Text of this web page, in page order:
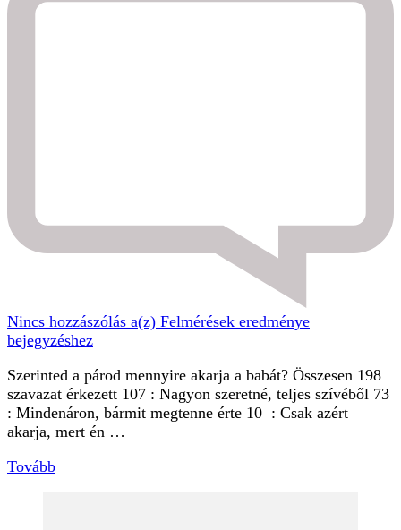
Nincs hozzászólás a(z) Felmérések eredménye
bejegyzéshez
Szerinted a párod mennyire akarja a babát? Összesen 198
szavazat érkezett 107 : Nagyon szeretné, teljes szívéből 73
: Mindenáron, bármit megtenne érte 10 : Csak azért
akarja, mert én …
Tovább